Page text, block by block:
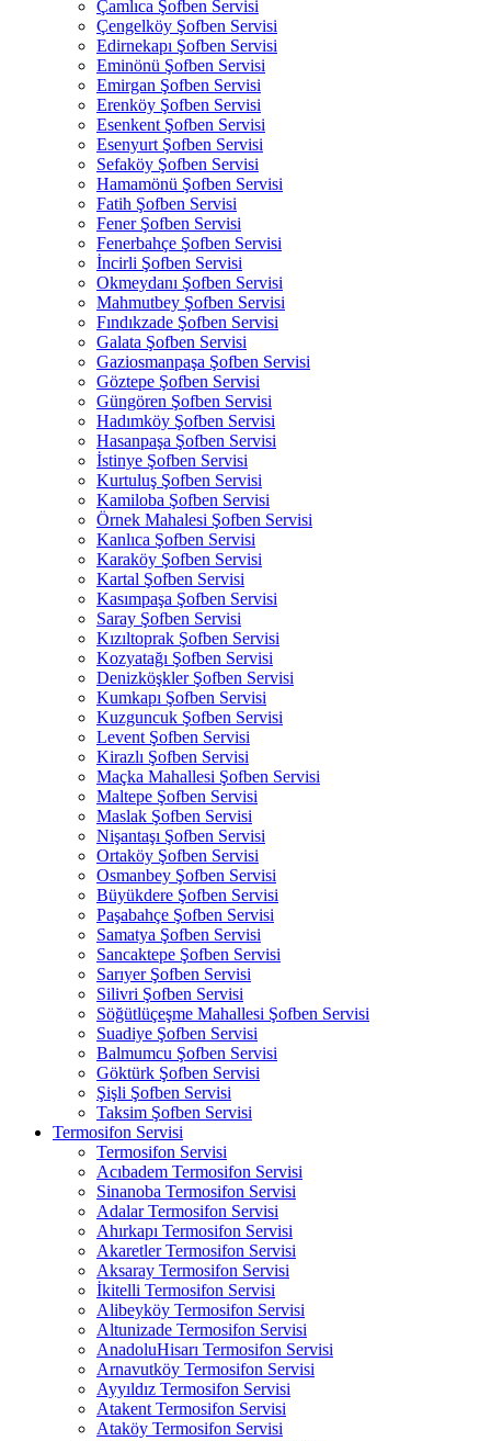
Çamlıca Şofben Servisi
Çengelköy Şofben Servisi
Edirnekapı Şofben Servisi
Eminönü Şofben Servisi
Emirgan Şofben Servisi
Erenköy Şofben Servisi
Esenkent Şofben Servisi
Esenyurt Şofben Servisi
Sefaköy Şofben Servisi
Hamamönü Şofben Servisi
Fatih Şofben Servisi
Fener Şofben Servisi
Fenerbahçe Şofben Servisi
İncirli Şofben Servisi
Okmeydanı Şofben Servisi
Mahmutbey Şofben Servisi
Fındıkzade Şofben Servisi
Galata Şofben Servisi
Gaziosmanpaşa Şofben Servisi
Göztepe Şofben Servisi
Güngören Şofben Servisi
Hadımköy Şofben Servisi
Hasanpaşa Şofben Servisi
İstinye Şofben Servisi
Kurtuluş Şofben Servisi
Kamiloba Şofben Servisi
Örnek Mahalesi Şofben Servisi
Kanlıca Şofben Servisi
Karaköy Şofben Servisi
Kartal Şofben Servisi
Kasımpaşa Şofben Servisi
Saray Şofben Servisi
Kızıltoprak Şofben Servisi
Kozyatağı Şofben Servisi
Denizköşkler Şofben Servisi
Kumkapı Şofben Servisi
Kuzguncuk Şofben Servisi
Levent Şofben Servisi
Kirazlı Şofben Servisi
Maçka Mahallesi Şofben Servisi
Maltepe Şofben Servisi
Maslak Şofben Servisi
Nişantaşı Şofben Servisi
Ortaköy Şofben Servisi
Osmanbey Şofben Servisi
Büyükdere Şofben Servisi
Paşabahçe Şofben Servisi
Samatya Şofben Servisi
Sancaktepe Şofben Servisi
Sarıyer Şofben Servisi
Silivri Şofben Servisi
Söğütlüçeşme Mahallesi Şofben Servisi
Suadiye Şofben Servisi
Balmumcu Şofben Servisi
Göktürk Şofben Servisi
Şişli Şofben Servisi
Taksim Şofben Servisi
Termosifon Servisi
Termosifon Servisi
Acıbadem Termosifon Servisi
Sinanoba Termosifon Servisi
Adalar Termosifon Servisi
Ahırkapı Termosifon Servisi
Akaretler Termosifon Servisi
Aksaray Termosifon Servisi
İkitelli Termosifon Servisi
Alibeyköy Termosifon Servisi
Altunizade Termosifon Servisi
AnadoluHisarı Termosifon Servisi
Arnavutköy Termosifon Servisi
Ayyıldız Termosifon Servisi
Atakent Termosifon Servisi
Ataköy Termosifon Servisi